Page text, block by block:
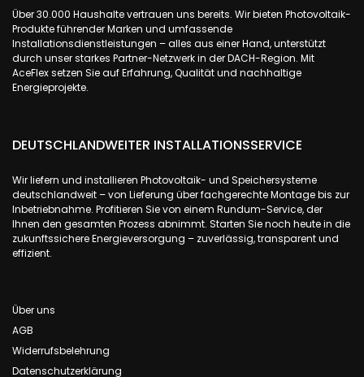
Über 30.000 Haushalte vertrauen uns bereits. Wir bieten Photovoltaik-
Produkte führender Marken und umfassende
Installationsdienstleistungen – alles aus einer Hand, unterstützt
durch unser starkes Partner-Netzwerk in der DACH-Region. Mit
AceFlex setzen Sie auf Erfahrung, Qualität und nachhaltige
Energieprojekte.
DEUTSCHLANDWEITER INSTALLATIONSSERVICE
Wir liefern und installieren Photovoltaik- und Speichersysteme
deutschlandweit – von Lieferung über fachgerechte Montage bis zur
Inbetriebnahme. Profitieren Sie von einem Rundum-Service, der
Ihnen den gesamten Prozess abnimmt. Starten Sie noch heute in die
zukunftssichere Energieversorgung – zuverlässig, transparent und
effizient.
Über uns
AGB
Widerrufsbelehrung
Datenschutzerklärung